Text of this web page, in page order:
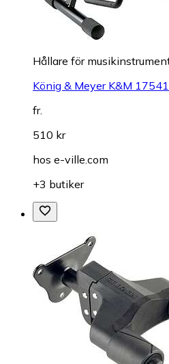
Hållare för
König & Meyer K&M
fr.
510 kr
hos e-ville.com
+3 butiker